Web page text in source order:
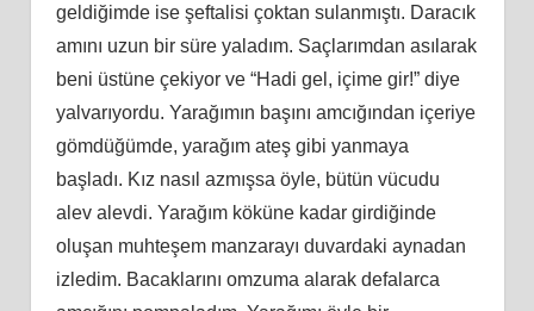
geldiğimde ise şeftalisi çoktan sulanmıştı. Daracık
amını uzun bir süre yaladım. Saçlarımdan asılarak
beni üstüne çekiyor ve “Hadi gel, içime gir!” diye
yalvarıyordu. Yarağımın başını amcığından içeriye
gömdüğümde, yarağım ateş gibi yanmaya
başladı. Kız nasıl azmışsa öyle, bütün vücudu
alev alevdi. Yarağım köküne kadar girdiğinde
oluşan muhteşem manzarayı duvardaki aynadan
izledim. Bacaklarını omzuma alarak defalarca